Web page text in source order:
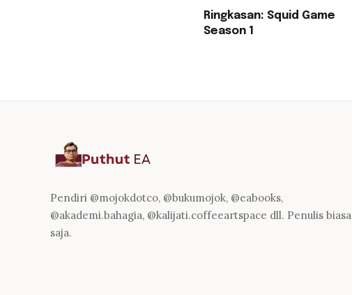
Ringkasan: Squid Game
Season 1
Pendiri @mojokdotco, @bukumojok, @eabooks,
@akademi.bahagia, @kalijati.coffeeartspace dll. Penulis biasa
saja.